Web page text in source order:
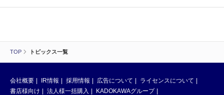
TOP トピックス一覧
会社概要 IR情報 採用情報 広告について
ライセンスについて
書店様向け
法人様一括購入
KADOKAWAグループ